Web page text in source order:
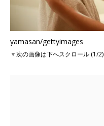
yamasan/gettyimages
▼次の画像は下へスクロール (1/2)